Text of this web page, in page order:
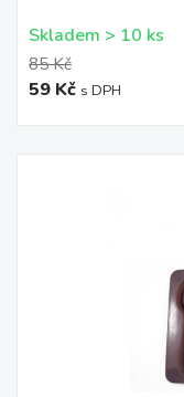
Skladem > 10 ks
85 Kč
59 Kč s DPH